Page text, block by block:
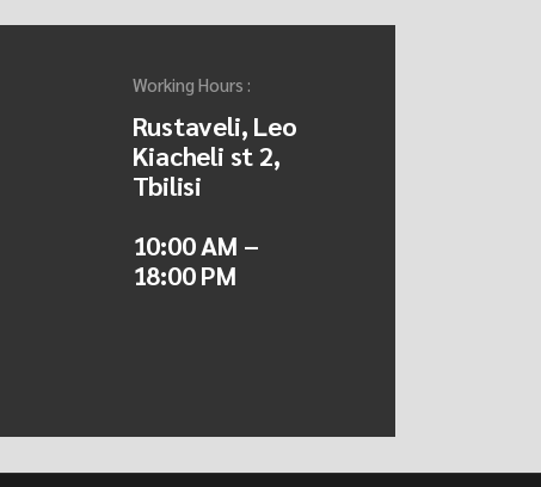
Working Hours :
Rustaveli, Leo
Kiacheli st 2,
Tbilisi
10:00 AM –
18:00 PM